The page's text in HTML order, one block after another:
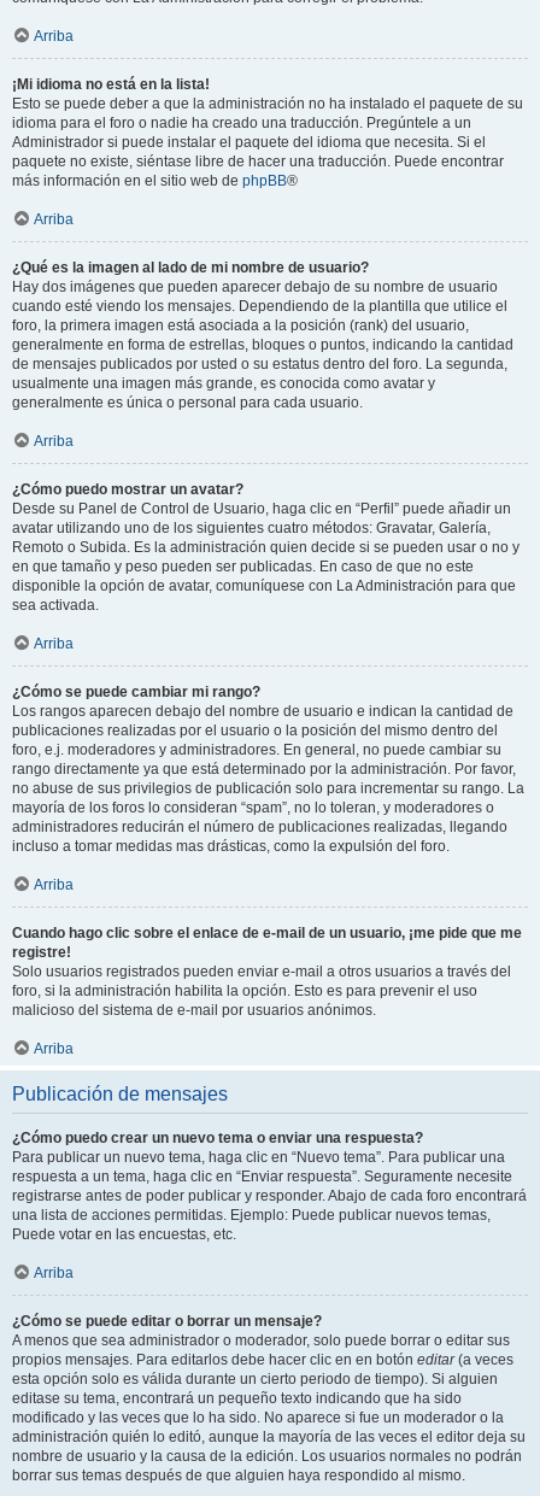
Arriba
¡Mi idioma no está en la lista!
Esto se puede deber a que la administración no ha instalado el paquete de su
idioma para el foro o nadie ha creado una traducción. Pregúntele a un
Administrador si puede instalar el paquete del idioma que necesita. Si el
paquete no existe, siéntase libre de hacer una traducción. Puede encontrar
más información en el sitio web de phpBB®
Arriba
¿Qué es la imagen al lado de mi nombre de usuario?
Hay dos imágenes que pueden aparecer debajo de su nombre de usuario
cuando esté viendo los mensajes. Dependiendo de la plantilla que utilice el
foro, la primera imagen está asociada a la posición (rank) del usuario,
generalmente en forma de estrellas, bloques o puntos, indicando la cantidad
de mensajes publicados por usted o su estatus dentro del foro. La segunda,
usualmente una imagen más grande, es conocida como avatar y
generalmente es única o personal para cada usuario.
Arriba
¿Cómo puedo mostrar un avatar?
Desde su Panel de Control de Usuario, haga clic en “Perfil” puede añadir un
avatar utilizando uno de los siguientes cuatro métodos: Gravatar, Galería,
Remoto o Subida. Es la administración quien decide si se pueden usar o no y
en que tamaño y peso pueden ser publicadas. En caso de que no este
disponible la opción de avatar, comuníquese con La Administración para que
sea activada.
Arriba
¿Cómo se puede cambiar mi rango?
Los rangos aparecen debajo del nombre de usuario e indican la cantidad de
publicaciones realizadas por el usuario o la posición del mismo dentro del
foro, e.j. moderadores y administradores. En general, no puede cambiar su
rango directamente ya que está determinado por la administración. Por favor,
no abuse de sus privilegios de publicación solo para incrementar su rango. La
mayoría de los foros lo consideran “spam”, no lo toleran, y moderadores o
administradores reducirán el número de publicaciones realizadas, llegando
incluso a tomar medidas mas drásticas, como la expulsión del foro.
Arriba
Cuando hago clic sobre el enlace de e-mail de un usuario, ¡me pide que me
registre!
Solo usuarios registrados pueden enviar e-mail a otros usuarios a través del
foro, si la administración habilita la opción. Esto es para prevenir el uso
malicioso del sistema de e-mail por usuarios anónimos.
Arriba
Publicación de mensajes
¿Cómo puedo crear un nuevo tema o enviar una respuesta?
Para publicar un nuevo tema, haga clic en “Nuevo tema”. Para publicar una
respuesta a un tema, haga clic en “Enviar respuesta”. Seguramente necesite
registrarse antes de poder publicar y responder. Abajo de cada foro encontrará
una lista de acciones permitidas. Ejemplo: Puede publicar nuevos temas,
Puede votar en las encuestas, etc.
Arriba
¿Cómo se puede editar o borrar un mensaje?
A menos que sea administrador o moderador, solo puede borrar o editar sus
propios mensajes. Para editarlos debe hacer clic en en botón editar(a veces
esta opción solo es válida durante un cierto periodo de tiempo). Si alguien
editase su tema, encontrará un pequeño texto indicando que ha sido
modificado y las veces que lo ha sido. No aparece si fue un moderador o la
administración quién lo editó, aunque la mayoría de las veces el editor deja su
nombre de usuario y la causa de la edición. Los usuarios normales no podrán
borrar sus temas después de que alguien haya respondido al mismo.